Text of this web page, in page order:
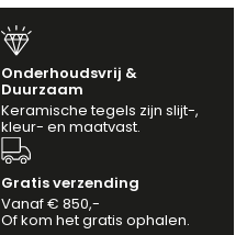
Onderhoudsvrij &
Duurzaam
Keramische tegels zijn slijt-,
kleur- en maatvast.
Gratis verzending
Vanaf € 850,-
Of kom het gratis ophalen.